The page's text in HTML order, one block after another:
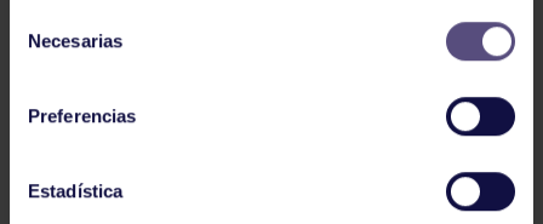
Necesarias
Preferencias
Estadística